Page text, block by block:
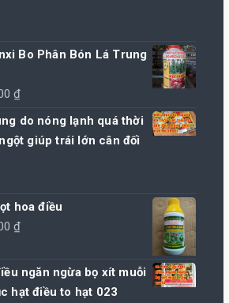
Bo Phân Bón Lá Trung
₫.
₫
hiện
tại
do nóng lạnh quá thời
giúp trái lớn cân đối
hoa điều
₫.
₫
tại
là:
ngăn ngừa bọ xít muỗi
hạt điều to hạt 023